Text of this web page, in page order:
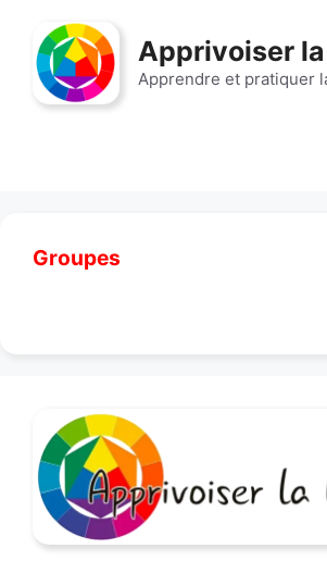
contenu
Apprivoiser
Apprendre et pratiquer
Groupes